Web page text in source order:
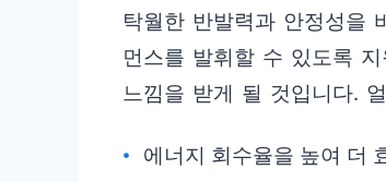
탁월한 반발력과 안정성을
먼스를 발휘할 수 있도록
느낌을 받게 될 것입니다.
에너지 회수율을 높여 더